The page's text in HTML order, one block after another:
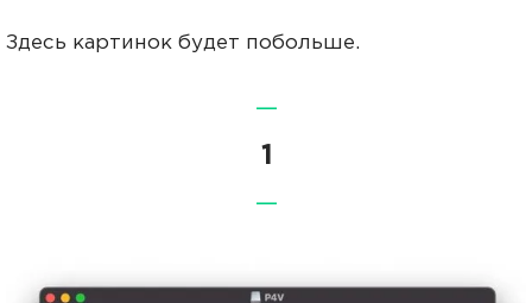
Здесь картинок будет побольше.
—
1
—